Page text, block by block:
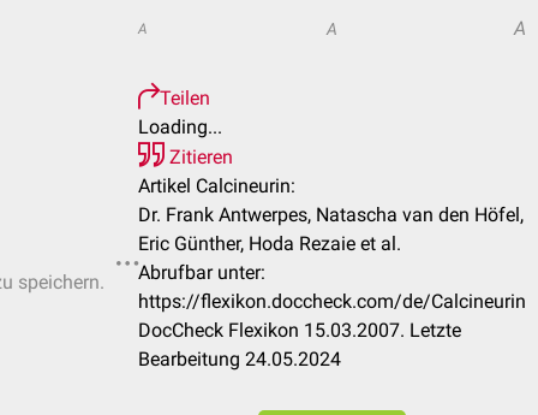
speichern.
A A A
Teilen
Loading...
Zitieren
Artikel Calcineurin:
Dr. Frank Antwerpes, Natascha van den Höfel,
Eric Günther, Hoda Rezaie et al.
Abrufbar unter:
https://flexikon.doccheck.com/de/Calcineurin
DocCheck Flexikon 15.03.2007. Letzte
Bearbeitung 24.05.2024